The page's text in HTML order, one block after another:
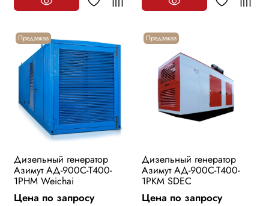
Предзаказ
Дизельный генератор
Азимут АД-900С-Т400-
1РHМ Weichai
Цена по запросу
Предзаказ
Дизельный генератор
Азимут АД-900С-Т400-
1РKМ SDEC
Цена по запросу